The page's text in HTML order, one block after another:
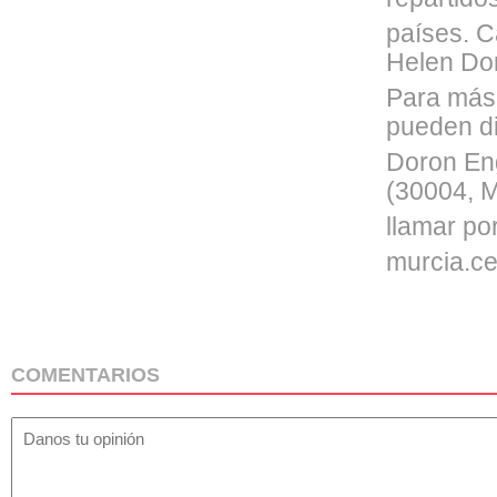
países.
Helen
Para
pueden
Doron
(30004,
llamar
COMENTARIOS